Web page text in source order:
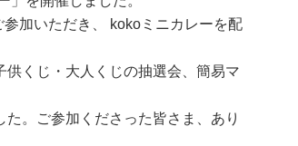
加いただき、 kokoミニカレーを配
くじ・大人くじの抽選会、簡易マ
。ご参加くださった皆さま、あり